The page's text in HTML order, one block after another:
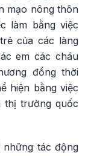
mạo nông thôn
làm bằng việc
của các làng
em các cháu
đồng thời
hiện bằng việc
thị trường quốc
tác động